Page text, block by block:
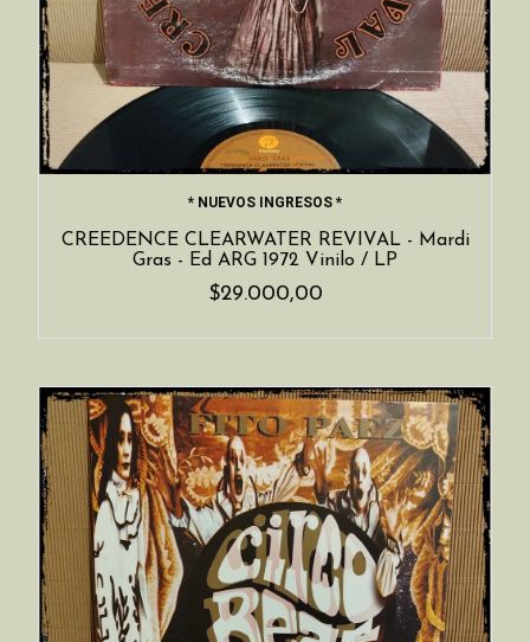
* NUEVOS INGRESOS *
CREEDENCE CLEARWATER REVIVAL - Mardi
Gras - Ed ARG 1972 Vinilo / LP
$29.000,00